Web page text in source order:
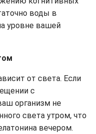
воды в
уровне вашей
от света. Если
с
организм не
света утром, что
вечером.